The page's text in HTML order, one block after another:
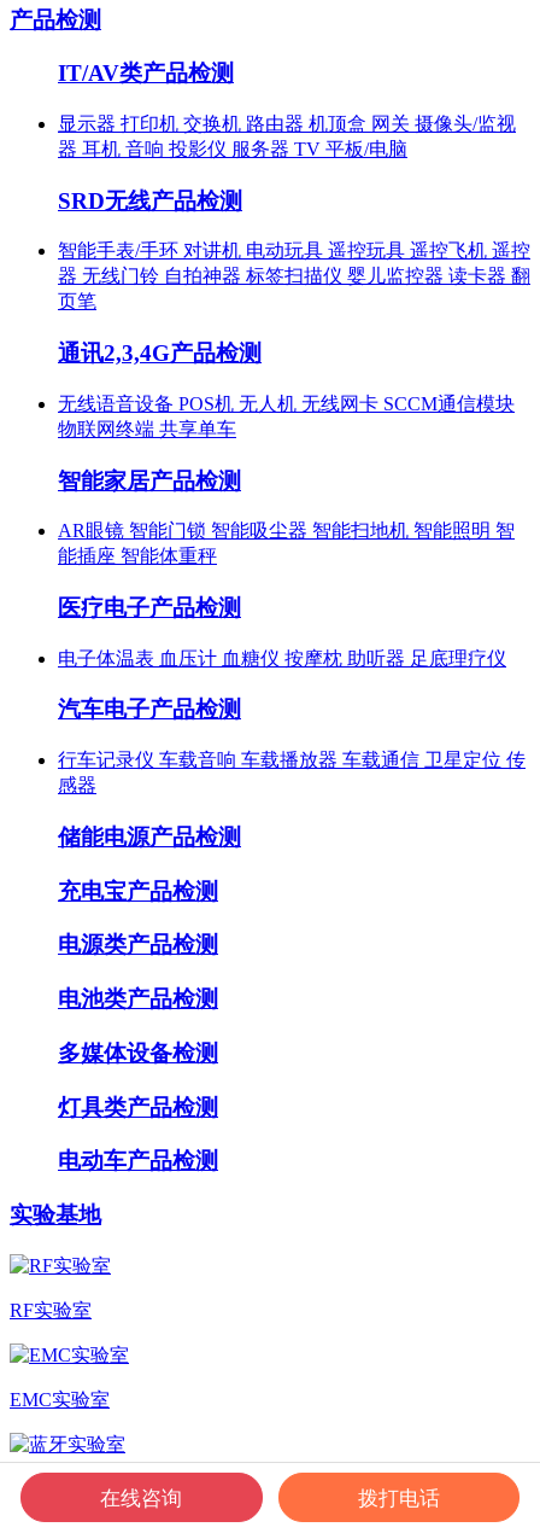
产品检测
IT/AV类产品检测
显示器 打印机 交换机 路由器 机顶盒 网关 摄像头/监视
器 耳机 音响 投影仪 服务器 TV 平板/电脑
SRD无线产品检测
智能手表/手环 对讲机 电动玩具 遥控玩具 遥控飞机 遥控
器 无线门铃 自拍神器 标签扫描仪 婴儿监控器 读卡器 翻
页笔
通讯2,3,4G产品检测
无线语音设备 POS机 无人机 无线网卡 SCCM通信模块
物联网终端 共享单车
智能家居产品检测
AR眼镜 智能门锁 智能吸尘器 智能扫地机 智能照明 智
能插座 智能体重秤
医疗电子产品检测
电子体温表 血压计 血糖仪 按摩枕 助听器 足底理疗仪
汽车电子产品检测
行车记录仪 车载音响 车载播放器 车载通信 卫星定位 传
感器
储能电源产品检测
充电宝产品检测
电源类产品检测
电池类产品检测
多媒体设备检测
灯具类产品检测
电动车产品检测
实验基地
RF实验室
EMC实验室
蓝牙实验室在线咨询 拨打电话